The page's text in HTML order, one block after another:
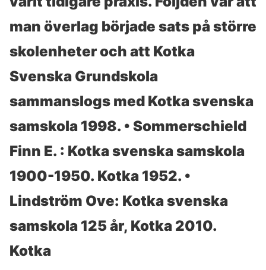
man överlag började sats på större
skolenheter och att Kotka
Svenska Grundskola
sammanslogs med Kotka svenska
samskola 1998. • Sommerschield
Finn E. : Kotka svenska samskola
1900-1950. Kotka 1952. •
Lindström Ove: Kotka svenska
samskola 125 år, Kotka 2010.
Kotka